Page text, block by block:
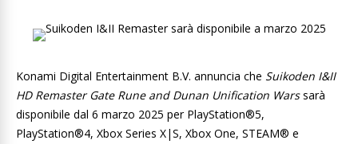
Konami Digital Entertainment B.V. annuncia che Suikoden I&II
HD Remaster Gate Rune and Dunan Unification Warssarà
disponibile dal 6 marzo 2025 per PlayStation®5,
PlayStation®4, Xbox Series X|S, Xbox One, STEAM® e